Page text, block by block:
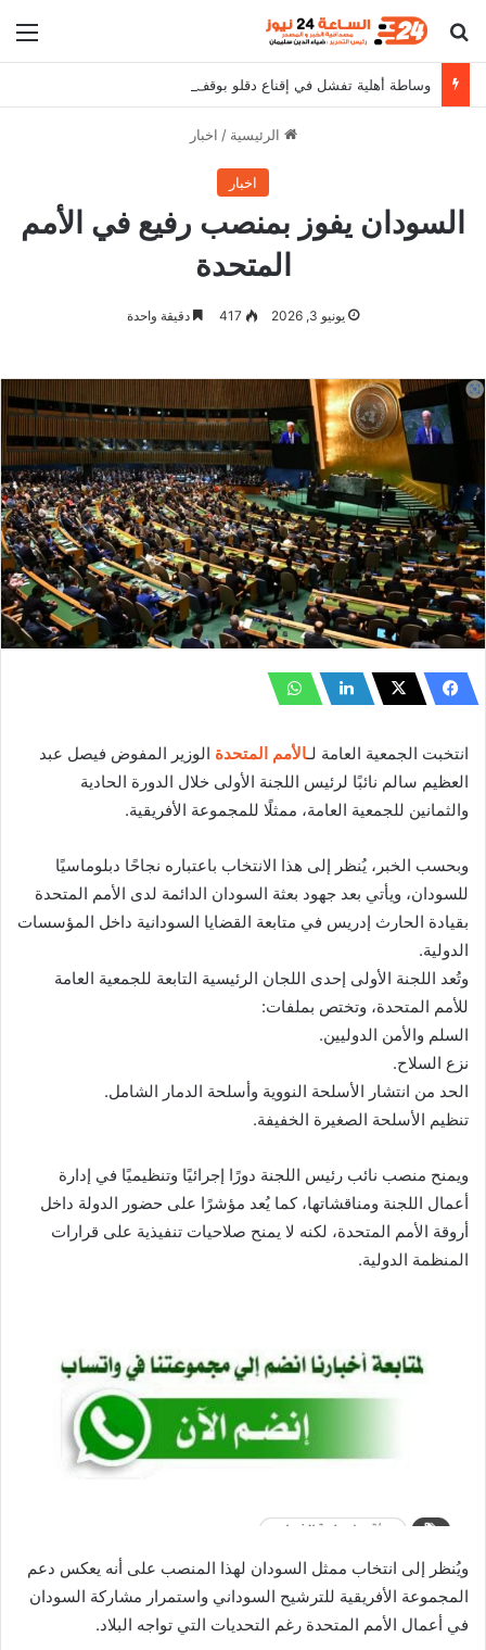
بحث عن
وساطة أهلية تفشل في إقناع دقلو بوقف إعتقالات القادة الميدانيين
الرئيسية / اخبار
اخبار
السودان يفوز بمنصب رفيع في الأمم
المتحدة
يونيو 3, 2026 417 دقيقة واحدة
انتخبت الجمعية العامة لـالأمم المتحدة الوزير المفوض فيصل عبد
العظيم سالم نائبًا لرئيس اللجنة الأولى خلال الدورة الحادية
والثمانين للجمعية العامة، ممثلًا للمجموعة الأفريقية.
وبحسب الخبر، يُنظر إلى هذا الانتخاب باعتباره نجاحًا دبلوماسيًا
للسودان، ويأتي بعد جهود بعثة السودان الدائمة لدى الأمم المتحدة
بقيادة الحارث إدريس في متابعة القضايا السودانية داخل المؤسسات
الدولية.
وتُعد اللجنة الأولى إحدى اللجان الرئيسية التابعة للجمعية العامة
للأمم المتحدة، وتختص بملفات:
السلم والأمن الدوليين.
نزع السلاح.
الحد من انتشار الأسلحة النووية وأسلحة الدمار الشامل.
تنظيم الأسلحة الصغيرة الخفيفة.
ويمنح منصب نائب رئيس اللجنة دورًا إجرائيًا وتنظيميًا في إدارة
أعمال اللجنة ومناقشاتها، كما يُعد مؤشرًا على حضور الدولة داخل
أروقة الأمم المتحدة، لكنه لا يمنح صلاحيات تنفيذية على قرارات
المنظمة الدولية.
ويُنظر إلى انتخاب ممثل السودان لهذا المنصب على أنه يعكس دعم
المجموعة الأفريقية للترشيح السوداني واستمرار مشاركة السودان
في أعمال الأمم المتحدة رغم التحديات التي تواجه البلاد.